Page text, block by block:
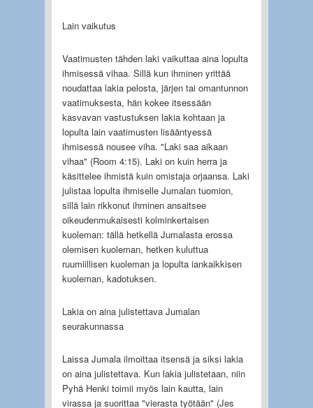
Lain vaikutus
Vaatimusten tähden laki vaikuttaa aina lopulta
ihmisessä vihaa. Sillä kun ihminen yrittää
noudattaa lakia pelosta, järjen tai omantunnon
vaatimuksesta, hän kokee itsessään
kasvavan vastustuksen lakia kohtaan ja
lopulta lain vaatimusten lisääntyessä
ihmisessä nousee viha. "Laki saa aikaan
vihaa" (Room 4:15). Laki on kuin herra ja
käsittelee ihmistä kuin omistaja orjaansa. Laki
julistaa lopulta ihmiselle Jumalan tuomion,
sillä lain rikkonut ihminen ansaitsee
oikeudenmukaisesti kolminkertaisen
kuoleman: tällä hetkellä Jumalasta erossa
olemisen kuoleman, hetken kuluttua
ruumiillisen kuoleman ja lopulta iankaikkisen
kuoleman, kadotuksen.
Lakia on aina julistettava Jumalan
seurakunnassa
Laissa Jumala ilmoittaa itsensä ja siksi lakia
on aina julistettava. Kun lakia julistetaan, niin
Pyhä Henki toimii myös lain kautta, lain
virassa ja suorittaa "vierasta työtään" (Jes